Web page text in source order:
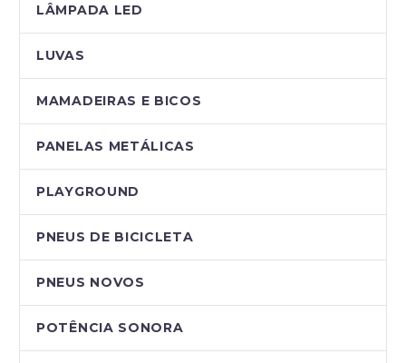
LÂMPADA LED
LUVAS
MAMADEIRAS E BICOS
PANELAS METÁLICAS
PLAYGROUND
PNEUS DE BICICLETA
PNEUS NOVOS
POTÊNCIA SONORA